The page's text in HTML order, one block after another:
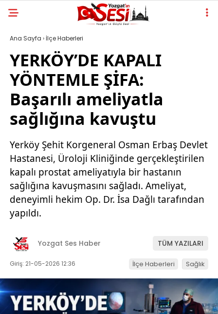
Ana Sayfa › İlçe Haberleri
YERKÖY’DE KAPALI
YÖNTEMLE ŞİFA:
Başarılı ameliyatla
sağlığına kavuştu
Yerköy Şehit Korgeneral Osman Erbaş Devlet
Hastanesi, Üroloji Kliniğinde gerçekleştirilen
kapalı prostat ameliyatıyla bir hastanın
sağlığına kavuşmasını sağladı. Ameliyat,
deneyimli hekim Op. Dr. İsa Dağlı tarafından
yapıldı.
Yozgat Ses Haber TÜM YAZILARI
Giriş: 21-05-2026 12:36 İlçe Haberleri Sağlık